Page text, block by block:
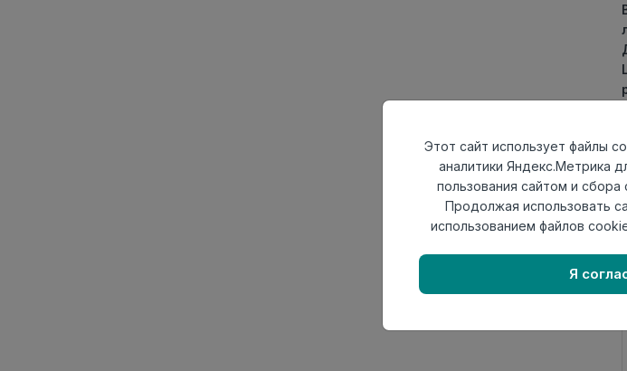
Этот сайт использует файлы
аналитики Яндекс.Метрика
пользования сайтом и сбора
Продолжая использовать
использованием файлов
Я